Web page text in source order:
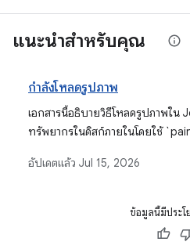
แนะนำสำหรับคุณ
กำลังโหลดรูปภาพ
เอกสารนี้อธิบายวิธีโหลดรูปภาพใน
ทรัพยากรในดิสก์ภายในโดยใช้
โดยเน้นข้อควรพิจารณาด้านการช่วยเ
อัปเดตแล้ว Jul 15, 2026
ข้อมูลนี้มีประโ